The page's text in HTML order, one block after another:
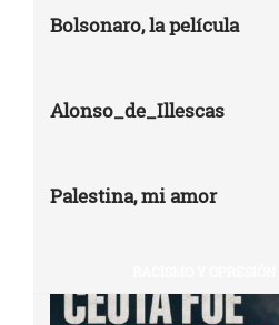
Bolsonaro, la película
Alonso_de_Illescas
Palestina, mi amor